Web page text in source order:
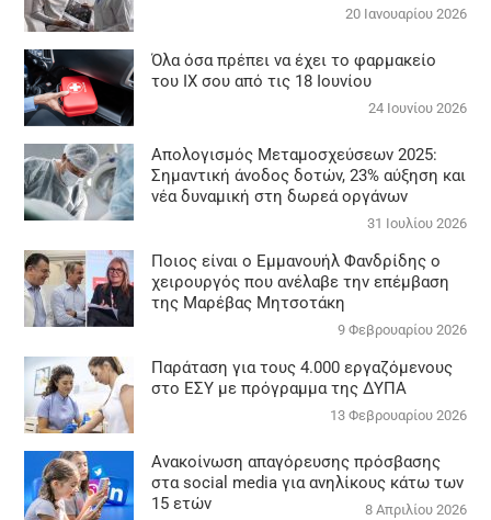
20 Ιανουαρίου 2026
Όλα όσα πρέπει να έχει το φαρμακείο
του ΙΧ σου από τις 18 Ιουνίου
24 Ιουνίου 2026
Απολογισμός Μεταμοσχεύσεων 2025:
Σημαντική άνοδος δοτών, 23% αύξηση και
νέα δυναμική στη δωρεά οργάνων
31 Ιουλίου 2026
Ποιος είναι ο Εμμανουήλ Φανδρίδης ο
χειρουργός που ανέλαβε την επέμβαση
της Μαρέβας Μητσοτάκη
9 Φεβρουαρίου 2026
Παράταση για τους 4.000 εργαζόμενους
στο ΕΣΥ με πρόγραμμα της ΔΥΠΑ
13 Φεβρουαρίου 2026
Ανακοίνωση απαγόρευσης πρόσβασης
στα social media για ανηλίκους κάτω των
15 ετών
8 Απριλίου 2026